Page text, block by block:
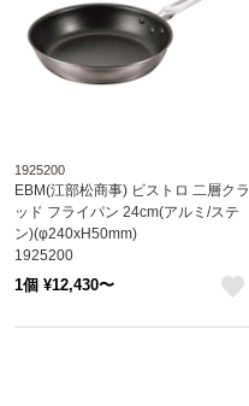
1925200
EBM(江部松商事) ビストロ 二層クラ
ッド フライパン 24cm(アルミ/ステ
ン)(φ240xH50mm)
1925200
1個 ¥12,430〜